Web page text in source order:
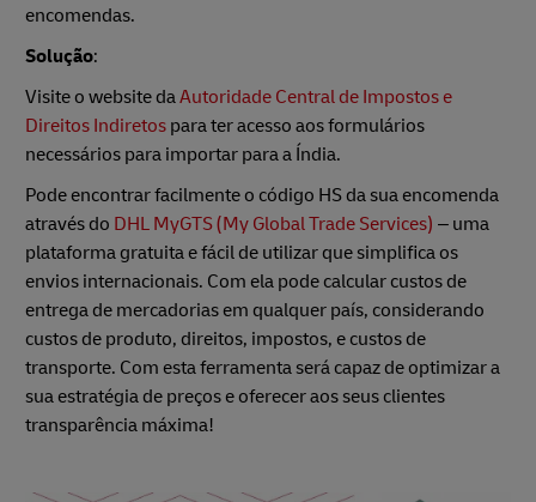
encomendas.
Solução:
Visite o website daAutoridade Central de Impostos e
Direitos Indiretos para ter acesso aos formulários
necessários para importar para a Índia.
Pode encontrar facilmente o código HS da sua encomenda
através do DHL MyGTS (My Global Trade Services) – uma
plataforma gratuita e fácil de utilizar que simplifica os
envios internacionais. Com ela pode calcular custos de
entrega de mercadorias em qualquer país, considerando
custos de produto, direitos, impostos, e custos de
transporte. Com esta ferramenta será capaz de optimizar a
sua estratégia de preços e oferecer aos seus clientes
transparência máxima!